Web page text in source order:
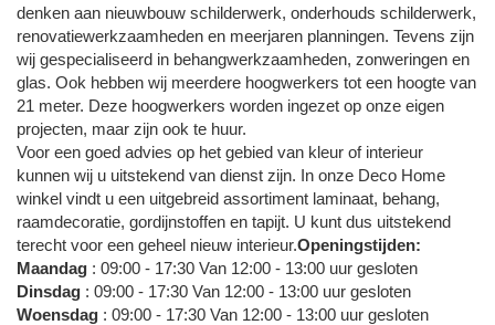
denken aan nieuwbouw schilderwerk, onderhouds schilderwerk,
renovatiewerkzaamheden en meerjaren planningen. Tevens zijn
wij gespecialiseerd in behangwerkzaamheden, zonweringen en
glas. Ook hebben wij meerdere hoogwerkers tot een hoogte van
21 meter. Deze hoogwerkers worden ingezet op onze eigen
projecten, maar zijn ook te huur.
Voor een goed advies op het gebied van kleur of interieur
kunnen wij u uitstekend van dienst zijn. In onze Deco Home
winkel vindt u een uitgebreid assortiment laminaat, behang,
raamdecoratie, gordijnstoffen en tapijt. U kunt dus uitstekend
terecht voor een geheel nieuw interieur.Openingstijden:
Maandag : 09:00 - 17:30 Van 12:00 - 13:00 uur gesloten
Dinsdag : 09:00 - 17:30 Van 12:00 - 13:00 uur gesloten
Woensdag : 09:00 - 17:30 Van 12:00 - 13:00 uur gesloten